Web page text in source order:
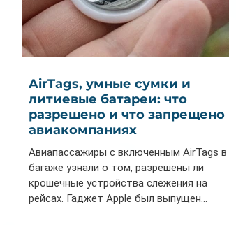
AirTags, умные сумки и
литиевые батареи: что
разрешено и что запрещено в
авиакомпаниях
Авиапассажиры с включенным AirTags в
багаже узнали о том, разрешены ли
крошечные устройства слежения на
рейсах. Гаджет Apple был выпущен...